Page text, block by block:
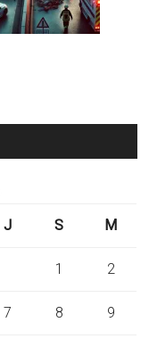
J S M
1 2
7 8 9